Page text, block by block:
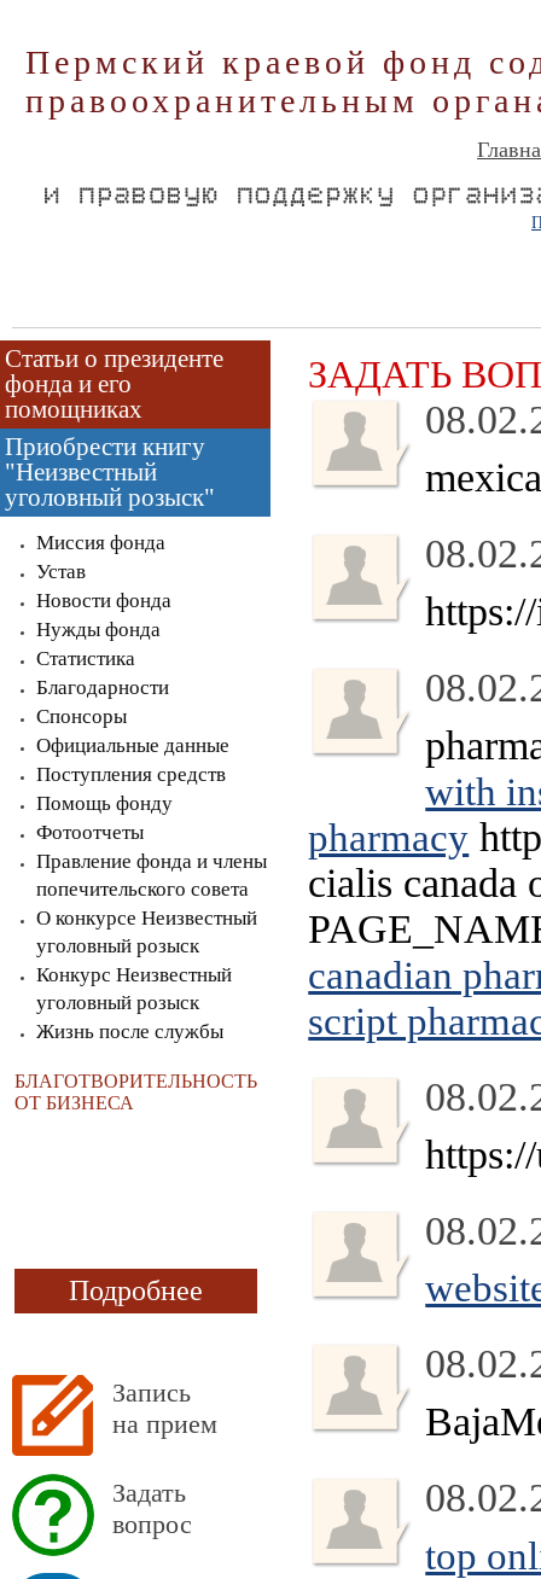
Пермский краевой фонд
правоохранительным
Статьи о президенте
фонда и его
помощниках
Приобрести книгу
"Неизвестный
уголовный розыск"
Миссия фонда
Устав
Новости фонда
Нужды фонда
Статистика
Благодарности
Спонсоры
Официальные данные
Поступления средств
Помощь фонду
Фотоотчеты
Правление фонда и члены
попечительского совета
О конкурсе Неизвестный
уголовный розыск
Конкурс Неизвестный
уголовный розыск
Жизнь после службы
БЛАГОТВОРИТЕЛЬНОСТЬ
ОТ БИЗНЕСА
Подробнее
Запись
на прием
Задать
вопрос
ЗАДАТЬ
with
pharmacy
cialis canada
canadian
script
top